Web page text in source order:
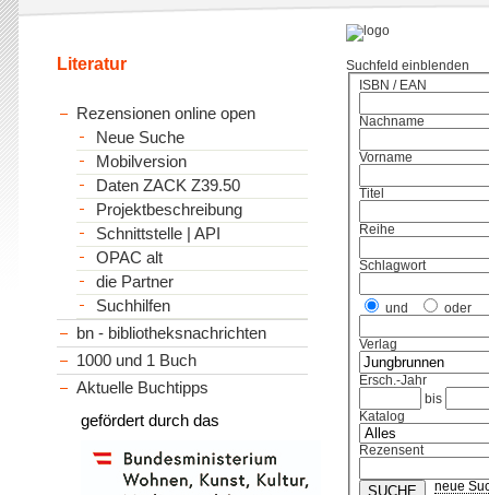
Suchfeld einblenden
ISBN / EAN
Nachname
Vorname
Titel
Reihe
Schlagwort
und oder
Verlag
Ersch.-Jahr
bis
Katalog
Rezensent
neue
Literatur
Rezensionen online open
Neue Suche
Mobilversion
Daten ZACK Z39.50
Projektbeschreibung
Schnittstelle | API
OPAC alt
die Partner
Suchhilfen
bn - bibliotheksnachrichten
1000 und 1 Buch
Aktuelle Buchtipps
gefördert durch das